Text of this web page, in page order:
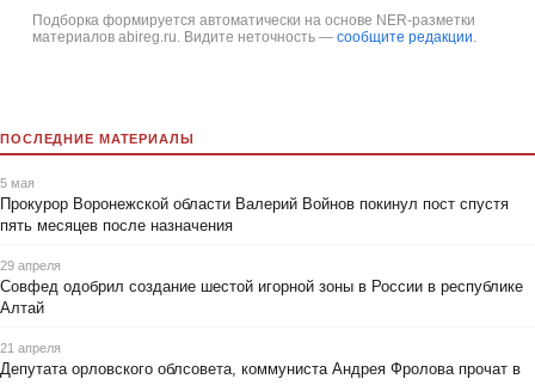
Подборка формируется автоматически на основе NER-разметки
материалов abireg.ru. Видите неточность — сообщите редакции
ПОСЛЕДНИЕ МАТЕРИАЛЫ
5 мая
Прокурор Воронежской области Валерий Войнов покинул пост спустя
пять месяцев после назначения
29 апреля
Совфед одобрил создание шестой игорной зоны в России в республике
Алтай
21 апреля
Депутата орловского облсовета, коммуниста Андрея Фролова прочат в